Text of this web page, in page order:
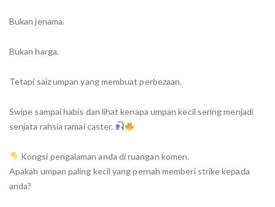
Bukan jenama.
Bukan harga.
Tetapi saiz umpan yang membuat perbezaan.
Swipe sampai habis dan lihat kenapa umpan kecil sering menjadi
senjata rahsia ramai caster.
Kongsi pengalaman anda di ruangan komen.
Apakah umpan paling kecil yang pernah memberi strike kepada
anda?